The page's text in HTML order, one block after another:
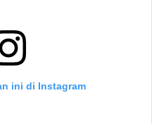
ini di Instagram